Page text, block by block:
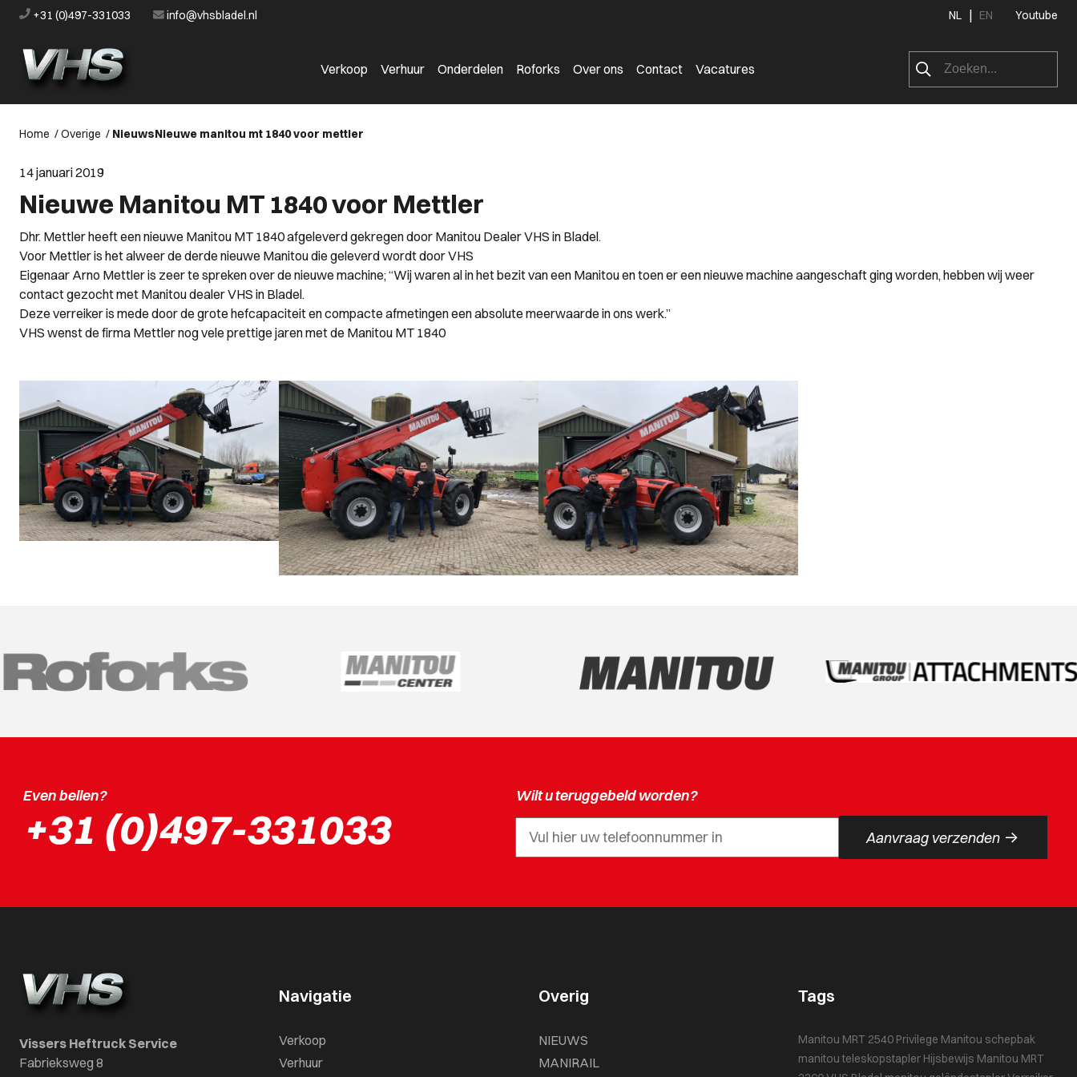
+31 (0)497-331033 info@vhsbladel.nl NL | EN Youtube
Verkoop Verhuur Onderdelen Roforks Over ons Contact Vacatures
Home /Overige / NieuwsNieuwe manitou mt 1840 voor mettler
14 januari 2019
Nieuwe Manitou MT 1840 voor Mettler
Dhr. Mettler heeft een nieuwe Manitou MT 1840 afgeleverd gekregen door Manitou Dealer VHS in Bladel.
Voor Mettler is het alweer de derde nieuwe Manitou die geleverd wordt door VHS
Eigenaar Arno Mettler is zeer te spreken over de nieuwe machine; “Wij waren al in het bezit van een Manitou en toen er een nieuwe machine aangeschaft ging worden, hebben wij weer
contact gezocht met Manitou dealer VHS in Bladel.
Deze verreiker is mede door de grote hefcapaciteit en compacte afmetingen een absolute meerwaarde in ons werk.”
VHS wenst de firma Mettler nog vele prettige jaren met de Manitou MT 1840
Even bellen?
+31 (0)497-331033
Wilt u teruggebeld worden?
Aanvraag verzenden ->
Vissers Heftruck Service
Fabrieksweg 8
Navigatie
Verkoop
Verhuur
Overig
NIEUWS
MANIRAIL
Tags
Manitou MRT 2540 Privilege Manitou schepbak
manitou teleskopstapler Hijsbewijs Manitou MRT